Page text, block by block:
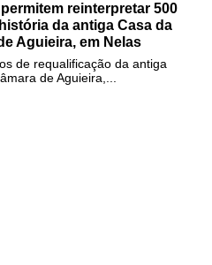
reinterpretar 500
da antiga Casa da
Aguieira, em Nelas
de requalificação da antiga
de Aguieira,...